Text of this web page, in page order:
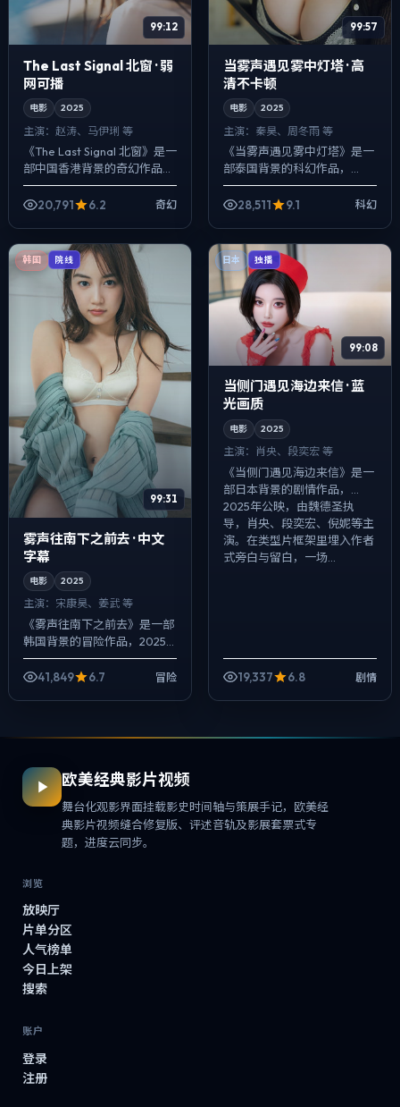
99:12
The Last Signal 北窗 · 弱
网可播
电影 2025
主演： 赵涛、马伊琍 等
《The Last Signal 北窗》是一
部中国香港背景的奇幻作品，
2025年公映，由陈凯歌执
导，赵涛、马伊琍、菅田将晖
20,791 6.2 奇幻
99:57
当雾声遇见雾中灯塔 · 高
清不卡顿
电影 2025
主演： 秦昊、周冬雨 等
《当雾声遇见雾中灯塔》是一
部泰国背景的科幻作品，
2025年公映，由宁浩执导，
秦昊、周冬雨、裴斗娜等主
28,511 9.1 科幻
韩国 院线
99:31
雾声往南下之前去 · 中文
字幕
电影 2025
主演： 宋康昊、姜武 等
《雾声往南下之前去》是一部
韩国背景的冒险作品，2025
年公映，由克里斯托弗·诺兰执
导，宋康昊、姜武、凯特·布兰
41,849 6.7 冒险
日本 独播
99:08
当侧门遇见海边来信 · 蓝
光画质
电影 2025
主演： 肖央、段奕宏 等
《当侧门遇见海边来信》是一
部日本背景的剧情作品，
2025年公映，由魏德圣执
导，肖央、段奕宏、倪妮等主
演。在类型片框架里埋入作者
式旁白与留白，一场...
19,337 6.8 剧情
欧美经典影片视频
舞台化观影界面挂载影史时间轴与策展手记，欧美经
典影片视频缝合修复版、评述音轨及影展套票式专
题，进度云同步。
浏览
放映厅
片单分区
人气榜单
今日上架
搜索
账户
登录
注册